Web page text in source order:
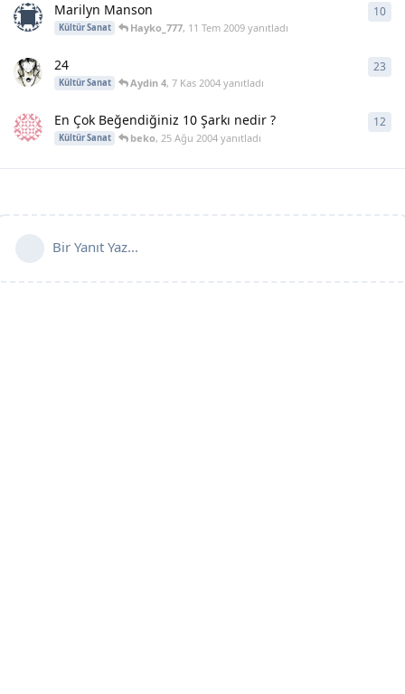
Marilyn Manson
Kültür Sanat Hayko_777, 11 Tem 2009 yanıtladı
10
24
Kültür Sanat Aydin 4,7 Kas 2004 yanıtladı
23
En Çok Beğendiğiniz 10 Şarkı nedir ?
Kültür Sanat beko,25 Ağu 2004 yanıtladı
12
Bir Yanıt Yaz...